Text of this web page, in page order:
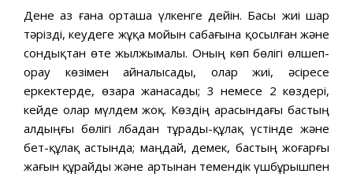
Дене аз ғана орташа үлкенге дейін. Басы жиі шар
тәрізді, кеудеге жұқа мойын сабағына қосылған және
сондықтан өте жылжымалы. Оның көп бөлігі өлшеп-
орау көзімен айналысады, олар жиі, әсіресе
еркектерде, өзара жанасады; 3 немесе 2 көздері,
кейде олар мүлдем жоқ. Көздің арасындағы бастың
алдыңғы бөлігі лбадан тұрады-құлақ үстінде және
бет-құлақ астында; маңдай, демек, бастың жоғарғы
жағын құрайды және артынан темендік үшбұрышпен